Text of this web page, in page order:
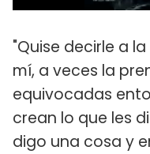
"Quise decirle a
mí, a veces la
equivocadas
crean lo que les
digo una cosa y